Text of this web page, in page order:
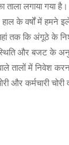
लगाया गया
वर्षों में हमने
तक कि अंगूठे के
और बजट के
तालों में निवेश
और कर्मचारी